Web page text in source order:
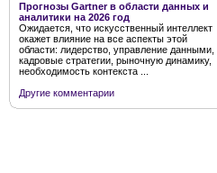
Прогнозы Gartner в области данных и
аналитики на 2026 год
Ожидается, что искусственный интеллект
окажет влияние на все аспекты этой
области: лидерство, управление данными,
кадровые стратегии, рыночную динамику,
необходимость контекста ...
Другие комментарии